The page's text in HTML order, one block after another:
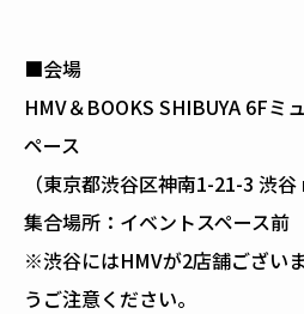
■会場
HMV＆BOOKS SHIBUYA 6Fミ
ペース
（東京都渋谷区神南1-21-3 渋谷
集合場所：イベントスペース前
※渋谷にはHMVが2店舗ござい
うご注意ください。